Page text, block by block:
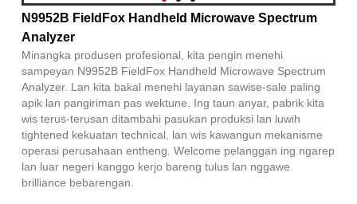
N9952B FieldFox Handheld Microwave Spectrum
Analyzer
Minangka produsen profesional, kita pengin menehi
sampeyan N9952B FieldFox Handheld Microwave Spectrum
Analyzer. Lan kita bakal menehi layanan sawise-sale paling
apik lan pangiriman pas wektune. Ing taun anyar, pabrik kita
wis terus-terusan ditambahi pasukan produksi lan luwih
tightened kekuatan technical, lan wis kawangun mekanisme
operasi perusahaan entheng. Welcome pelanggan ing ngarep
lan luar negeri kanggo kerjo bareng tulus lan nggawe
brilliance bebarengan.